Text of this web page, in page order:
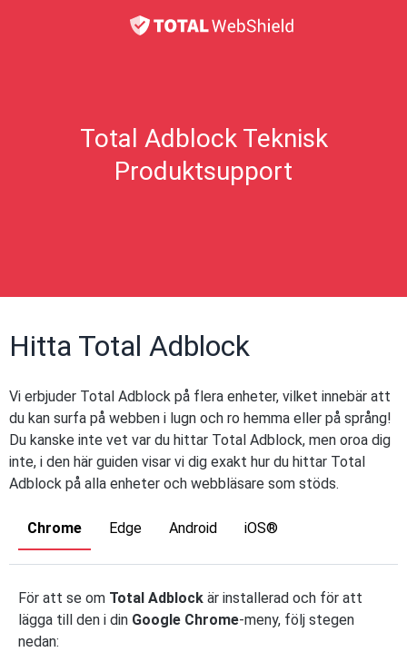
Total Adblock Teknisk
Produktsupport
Hitta Total Adblock
Vi erbjuder Total Adblock på flera enheter, vilket innebär att
du kan surfa på webben i lugn och ro hemma eller på språng!
Du kanske inte vet var du hittar Total Adblock, men oroa dig
inte, i den här guiden visar vi dig exakt hur du hittar Total
Adblock på alla enheter och webbläsare som stöds.
Chrome Edge Android iOS®
För att se om Total Adblock är installerad och för att
lägga till den i din Google Chrome-meny, följ stegen
nedan: